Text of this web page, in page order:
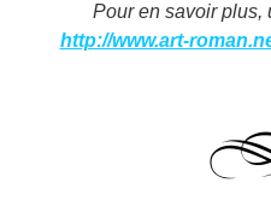
Pour en savoir plus,
http://www.art-